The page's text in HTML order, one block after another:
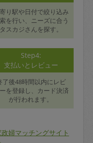
り駅や日付で絞り込み
を行い、ニーズに合う
タスカジさんを探す。
Step4:
支払いとレビュー
了後48時間以内にレビ
を登録し、カード決済
が行われます。
婦マッチングサイト